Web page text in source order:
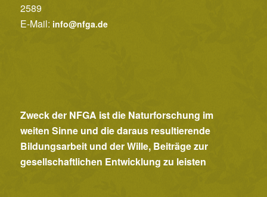
2589
E-Mail: info@nfga.de
Zweck der NFGA ist die Naturforschung im
weiten Sinne und die daraus resultierende
Bildungsarbeit und der Wille, Beiträge zur
gesellschaftlichen Entwicklung zu leisten